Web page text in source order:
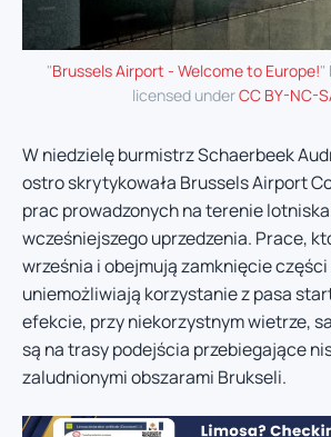
"Brussels Airport - Welcome to Europe!"
licensed underCC BY-NC-
W niedzielę burmistrz Schaerbeek
ostro skrytykowała Brussels Airport
prac prowadzonych na terenie
wcześniejszego uprzedzenia. Prace,
września i obejmują zamknięcie części
uniemożliwiają korzystanie z pasa
efekcie, przy niekorzystnym wietrze,
są na trasy podejścia przebiegające
zaludnionymi obszarami Brukseli.